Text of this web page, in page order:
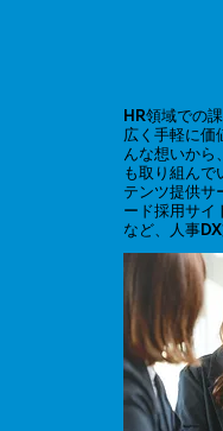
HR領域での
広く手軽に価
んな想いから
も取り組んで
テンツ提供サ
ード採用サイ
など、人事